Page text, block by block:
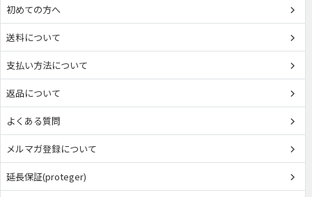
初めての方へ
送料について
支払い方法について
返品について
よくある質問
メルマガ登録について
延長保証(proteger)